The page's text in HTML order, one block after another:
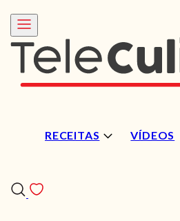
RECEITAS VÍDEOS